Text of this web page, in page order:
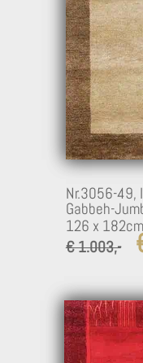
Nr.3056-49,
Gabbeh-
126 x 182cm
€ 1.003,-